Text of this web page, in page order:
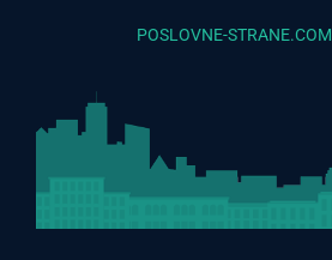
POSLOVNE-STRANE.COM